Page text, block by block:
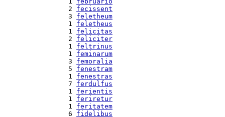
  2
fecissent
  3
feletheum
  1
feletheus
  1
felicitas
  2
feliciter
  1
feltrinus
  1
feminarum
  3
femoralia
  5
fenestram
  1
fenestras
  7
ferdulfus
  1
ferientis
  1
feriretur
  1
feritatem
  6
fidelibus